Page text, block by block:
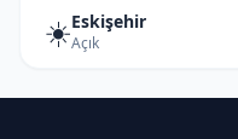
☀️Eskişehir
Açık